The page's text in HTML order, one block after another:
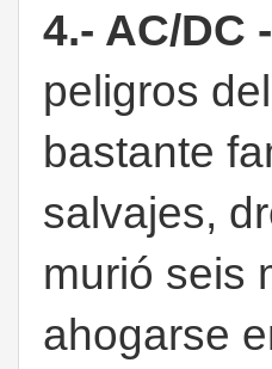
4.- AC/DC
peligros
bastante
salvajes,
murió seis
ahogarse